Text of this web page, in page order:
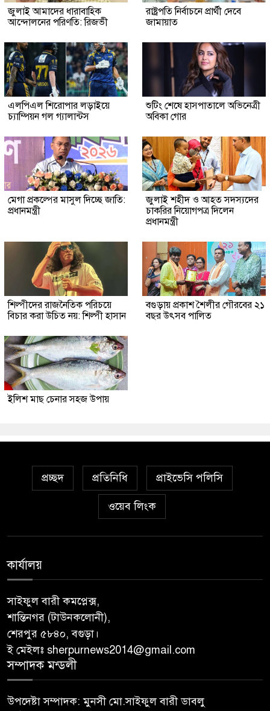
জুলাই আমাদের ধারাবাহিক
আন্দোলনের পরিণতি: রিজভী
রাষ্ট্রপতি নির্বাচনে প্রার্থী দেবে
জামায়াত
এলপিএল শিরোপার লড়াইয়ে
চ্যাম্পিয়ন গল গ্যালান্টস
শুটিং শেষে হাসপাতালে অভিনেত্রী
অবিকা গোর
মেগা প্রকল্পের মাসুল দিচ্ছে জাতি:
প্রধানমন্ত্রী
জুলাই শহীদ ও আহত সদস্যদের
চাকরির নিয়োগপত্র দিলেন
প্রধানমন্ত্রী
শিল্পীদের রাজনৈতিক পরিচয়ে
বিচার করা উচিত নয়: শিল্পী হাসান
বগুড়ায় প্রকাশ শৈলীর গৌরবের ২১
বছর উৎসব পা‌লিত
ইলিশ মাছ চেনার সহজ উপায়
প্রচ্ছদ প্রতিনিধি প্রাইভেসি পলিসি
ওয়েব লিংক
কার্যালয়
সাইফুল বারী কমপ্লেক্স,
শান্তিনগর (টাউনকলোনী),
শেরপুর ৫৮৪০, বগুড়া।
ই মেইলঃ sherpurnews2014@gmail.com
সম্পাদক মন্ডলী
উপদেষ্টা সম্পাদক: মুনসী মো.সাইফুল বারী ডাবলু